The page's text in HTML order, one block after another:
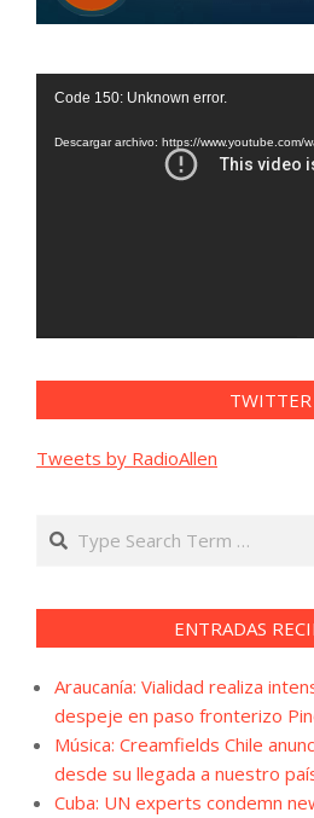
Reproductor
vídeo
Code 150: Unknown error.
Descargar archivo: https://www.youtube.com/
TWITTER
Tweets by RadioAllen
Search
ENTRADAS
Araucanía: Vialidad realiza
despeje en paso fronterizo
Música: Creamfields Chile
desde su llegada a nuestro
Cuba: UN experts condemn